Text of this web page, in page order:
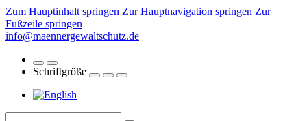
Zum Hauptinhalt springen Zur Hauptnavigation springen Zur
Fußzeile springen
info@maennergewaltschutz.de
Schriftgröße